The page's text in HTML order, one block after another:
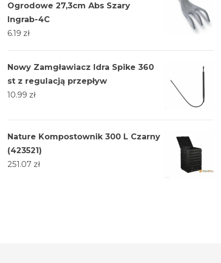
Ogrodowe 27,3cm Abs Szary
Ingrab-4C
6.19 zł
Nowy Zamgławiacz Idra Spike 360
st z regulacją przepływ
10.99 zł
Nature Kompostownik 300 L Czarny
(423521)
251.07 zł